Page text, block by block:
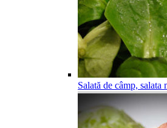
Salată de câmp, salata